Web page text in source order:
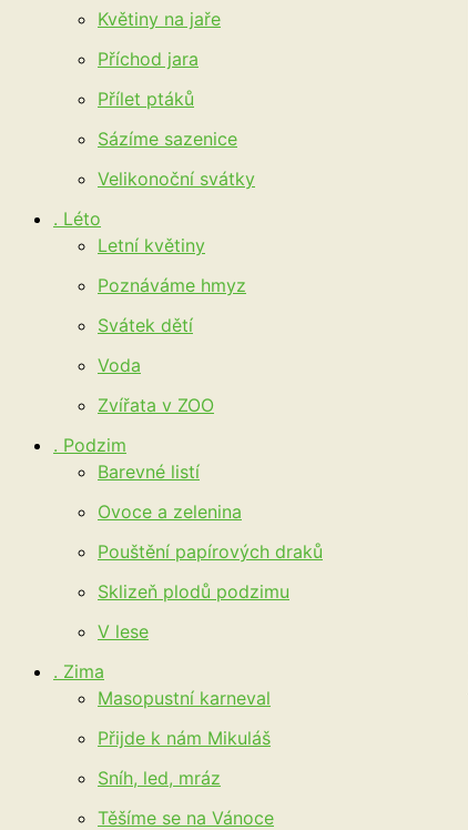
Květiny na jaře
Příchod jara
Přílet ptáků
Sázíme sazenice
Velikonoční svátky
. Léto
Letní květiny
Poznáváme hmyz
Svátek dětí
Voda
Zvířata v ZOO
. Podzim
Barevné listí
Ovoce a zelenina
Pouštění papírových draků
Sklizeň plodů podzimu
V lese
. Zima
Masopustní karneval
Přijde k nám Mikuláš
Sníh, led, mráz
Těšíme se na Vánoce